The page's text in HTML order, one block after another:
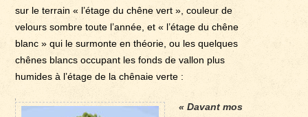
sur le terrain « l’étage du chêne vert », couleur de
velours sombre toute l’année, et « l’étage du chêne
blanc » qui le surmonte en théorie, ou les quelques
chênes blancs occupant les fonds de vallon plus
humides à l’étage de la chênaie verte :
« Davant mos